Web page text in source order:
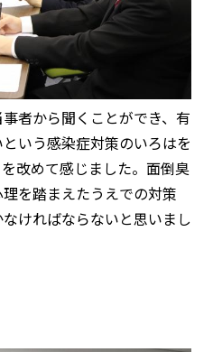
者から聞くことができ、有
いう感染症対策のいろはを
改めて感じました。面倒臭
を踏まえたうえでの対策
ければならないと思いまし